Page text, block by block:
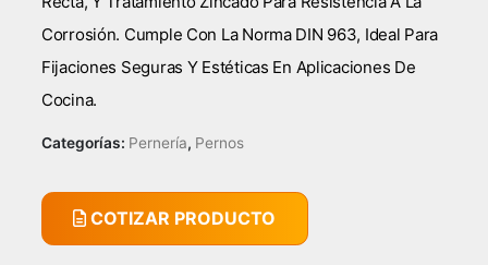
Corrosión. Cumple Con La Norma DIN 963, Ideal Para
Fijaciones Seguras Y Estéticas En Aplicaciones De
Cocina.
Categorías: Pernería, Pernos
COTIZAR PRODUCTO